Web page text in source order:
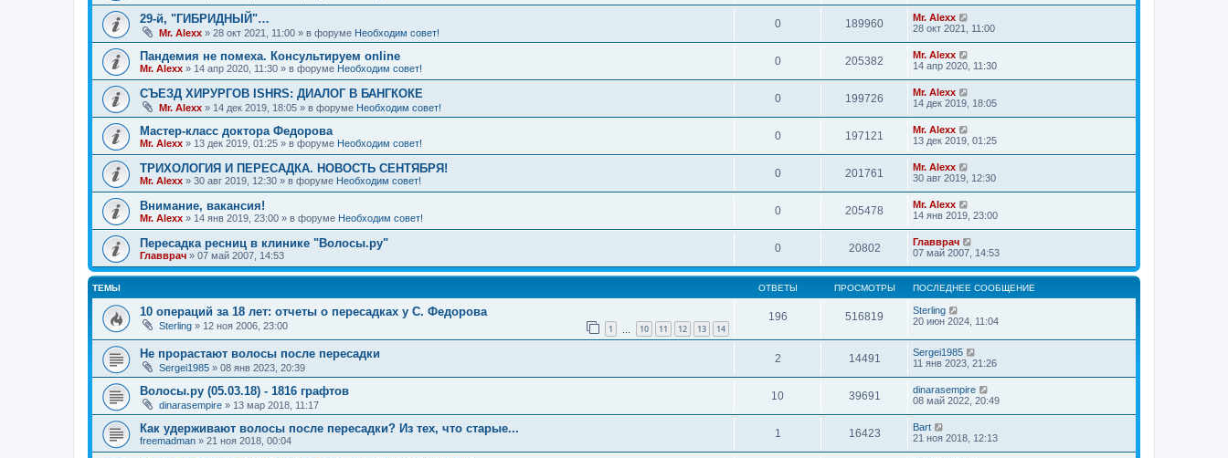
29-й, "ГИБРИДНЫЙ"…
Mr. Alexx » 28 окт 2021, 11:00 » в форуме Необходим совет!
0 189960
Mr. Alexx
28 окт 2021, 11:00
Пандемия не помеха. Консультируем online
Mr. Alexx » 14 апр 2020, 11:30 » в форуме Необходим совет!
0 205382
Mr. Alexx
14 апр 2020, 11:30
СЪЕЗД ХИРУРГОВ ISHRS: ДИАЛОГ В БАНГКОКЕ
Mr. Alexx » 14 дек 2019, 18:05 » в форуме Необходим совет!
0 199726
Mr. Alexx
14 дек 2019, 18:05
Мастер-класс доктора Федорова
Mr. Alexx » 13 дек 2019, 01:25 » в форуме Необходим совет!
0 197121
Mr. Alexx
13 дек 2019, 01:25
ТРИХОЛОГИЯ И ПЕРЕСАДКА. НОВОСТЬ СЕНТЯБРЯ!
Mr. Alexx » 30 авг 2019, 12:30 » в форуме Необходим совет!
0 201761
Mr. Alexx
30 авг 2019, 12:30
Внимание, вакансия!
Mr. Alexx » 14 янв 2019, 23:00 » в форуме Необходим совет!
0 205478
Mr. Alexx
14 янв 2019, 23:00
Пересадка ресниц в клинике "Волосы.ру"
Главврач » 07 май 2007, 14:53
0 20802
Главврач
07 май 2007, 14:53
ТЕМЫ ОТВЕТЫ ПРОСМОТРЫ ПОСЛЕДНЕЕ СООБЩЕНИЕ
10 операций за 18 лет: отчеты о пересадках у С. Федорова
Sterling » 12 ноя 2006, 23:00 1 10 11 12 13 14
196 516819
Sterling
20 июн 2024, 11:04
Не прорастают волосы после пересадки
Sergei1985 » 08 янв 2023, 20:39
2 14491
Sergei1985
11 янв 2023, 21:26
Волосы.ру (05.03.18) - 1816 графтов
dinarasempire » 13 мар 2018, 11:17
10 39691
dinarasempire
08 май 2022, 20:49
Как удерживают волосы после пересадки? Из тех, что старые...
freemadman » 21 ноя 2018, 00:04
1 16423
Bart
21 ноя 2018, 12:13